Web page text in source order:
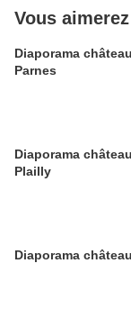
Vous
Diaporama
Parnes
Diaporama
Plailly
Diaporama